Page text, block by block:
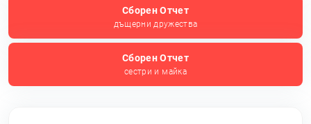
Сборен Отчет
дъщерни дружества
Сборен Отчет
сестри и майка